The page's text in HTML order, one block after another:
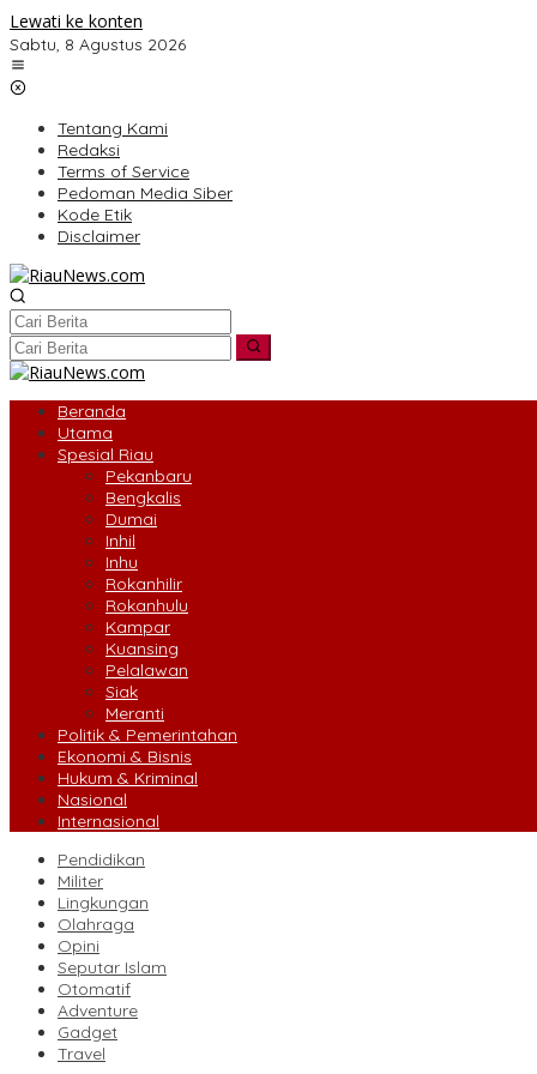
Lewati ke konten
Sabtu, 8 Agustus 2026
Tentang Kami
Redaksi
Terms of Service
Pedoman Media Siber
Kode Etik
Disclaimer
Beranda
Utama
Spesial Riau
Pekanbaru
Bengkalis
Dumai
Inhil
Inhu
Rokanhilir
Rokanhulu
Kampar
Kuansing
Pelalawan
Siak
Meranti
Politik & Pemerintahan
Ekonomi & Bisnis
Hukum & Kriminal
Nasional
Internasional
Pendidikan
Militer
Lingkungan
Olahraga
Opini
Seputar Islam
Otomatif
Adventure
Gadget
Travel